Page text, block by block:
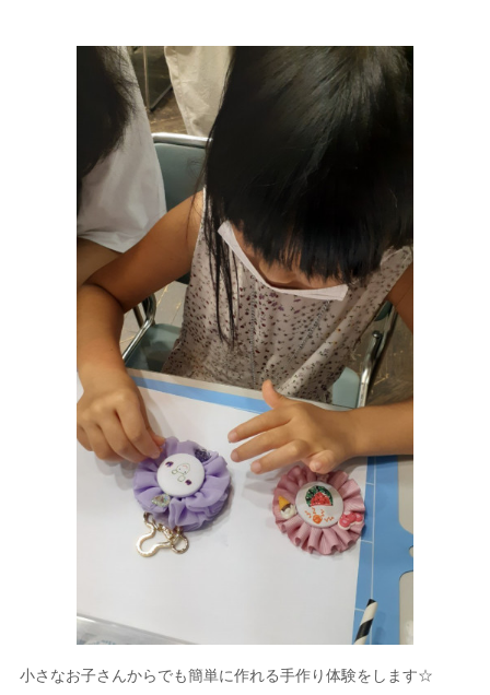
小さなお子さんからでも簡単に作れる手作り体験をします☆